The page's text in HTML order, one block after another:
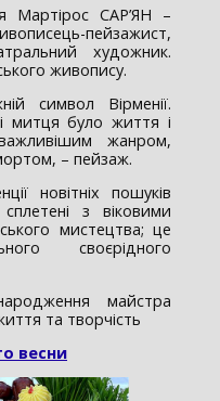
Мартірос САР’ЯН –
пейзажист,
художник.
живопису.
символ Вірменії.
митця було життя і
жанром,
– пейзаж.
новітніх пошуків
з віковими
мистецтва; це
своєрідного
майстра
та творчість
весни